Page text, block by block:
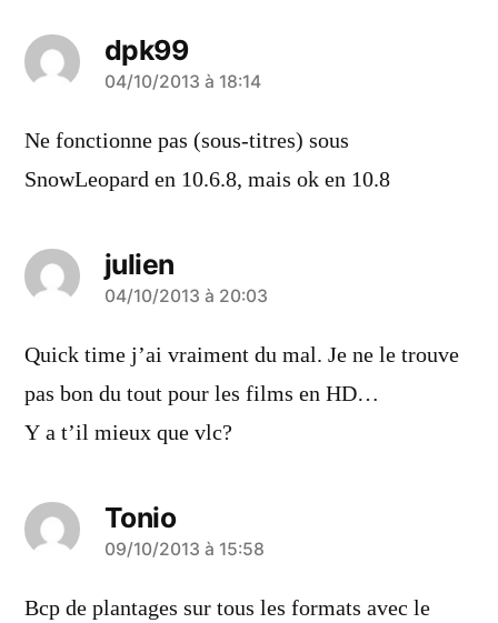
dpk99
a
dit :
04/10/2013 à 18:14
Ne fonctionne pas (sous-titres) sous
SnowLeopard en 10.6.8, mais ok en 10.8
julien
a
dit :
04/10/2013 à 20:03
Quick time j’ai vraiment du mal. Je ne le trouve
pas bon du tout pour les films en HD…
Y a t’il mieux que vlc?
Tonio
a
dit :
09/10/2013 à 15:58
Bcp de plantages sur tous les formats avec le